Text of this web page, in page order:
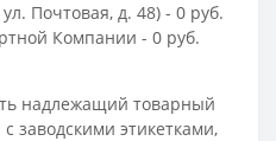
Почтовая, д. 48) - 0 руб.
Компании - 0 руб.
надлежащий товарный
заводскими этикетками,